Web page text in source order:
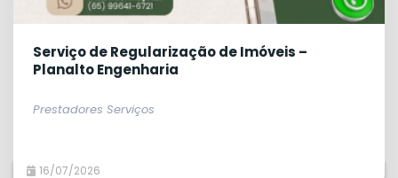
Serviço de Regularização de Imóveis –
Planalto Engenharia
Prestadores Serviços
16/07/2026